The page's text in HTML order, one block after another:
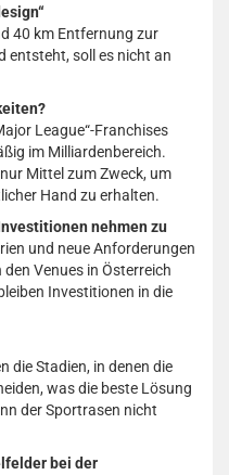
40 km Entfernung zur
entsteht, soll es nicht an
League“-Franchises
im Milliardenbereich.
Mittel zum Zweck, um
Hand zu erhalten.
nehmen zu
und neue Anforderungen
Venues in Österreich
Investitionen in die
die Stadien, in denen die
was die beste Lösung
der Sportrasen nicht
bei der